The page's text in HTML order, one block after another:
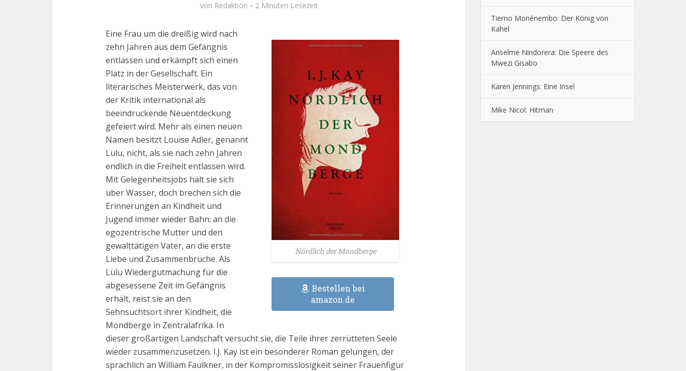
von Redaktion 2 Minuten Lesezeit
Nördlich der Mondberge
Bestellen bei
amazon.de
Eine Frau um die dreißig wird nach
zehn Jahren aus dem Gefängnis
entlassen und erkämpft sich einen
Platz in der Gesellschaft. Ein
literarisches Meisterwerk, das von
der Kritik international als
beeindruckende Neuentdeckung
gefeiert wird. Mehr als einen neuen
Namen besitzt Louise Adler, genannt
Lulu, nicht, als sie nach zehn Jahren
endlich in die Freiheit entlassen wird.
Mit Gelegenheitsjobs hält sie sich
über Wasser, doch brechen sich die
Erinnerungen an Kindheit und
Jugend immer wieder Bahn: an die
egozentrische Mutter und den
gewalttätigen Vater, an die erste
Liebe und Zusammenbrüche. Als
Lulu Wiedergutmachung für die
abgesessene Zeit im Gefängnis
erhält, reist sie an den
Sehnsuchtsort ihrer Kindheit, die
Mondberge in Zentralafrika. In
dieser großartigen Landschaft versucht sie, die Teile ihrer zerrütteten Seele
wieder zusammenzusetzen. I.J. Kay ist ein besonderer Roman gelungen, der
sprachlich an William Faulkner, in der Kompromisslosigkeit seiner Frauenfigur
Tierno Monénembo: Der König von
Kahel
Anselme Nindorera: Die Speere des
Mwezi Gisabo
Karen Jennings: Eine Insel
Mike Nicol: Hitman